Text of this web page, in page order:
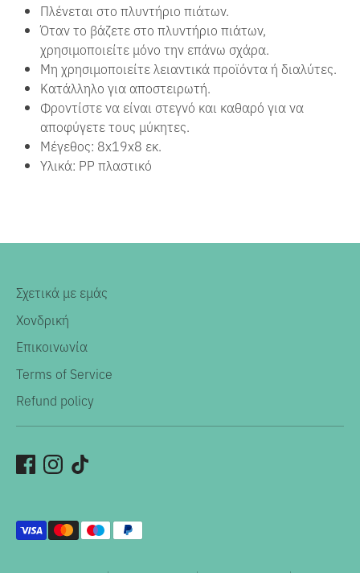
Πλένεται στο πλυντήριο πιάτων.
Όταν το βάζετε στο πλυντήριο πιάτων,
χρησιμοποιείτε μόνο την επάνω σχάρα.
Μη χρησιμοποιείτε λειαντικά προϊόντα ή διαλύτες.
Κατάλληλο για αποστειρωτή.
Φροντίστε να είναι στεγνό και καθαρό για να
αποφύγετε τους μύκητες.
Μέγεθος: 8x19x8 εκ.
Υλικά: PP πλαστικό
Σχετικά με εμάς
Χονδρική
Επικοινωνία
Terms of Service
Refund policy
Αποδεκτοί
τρόποι